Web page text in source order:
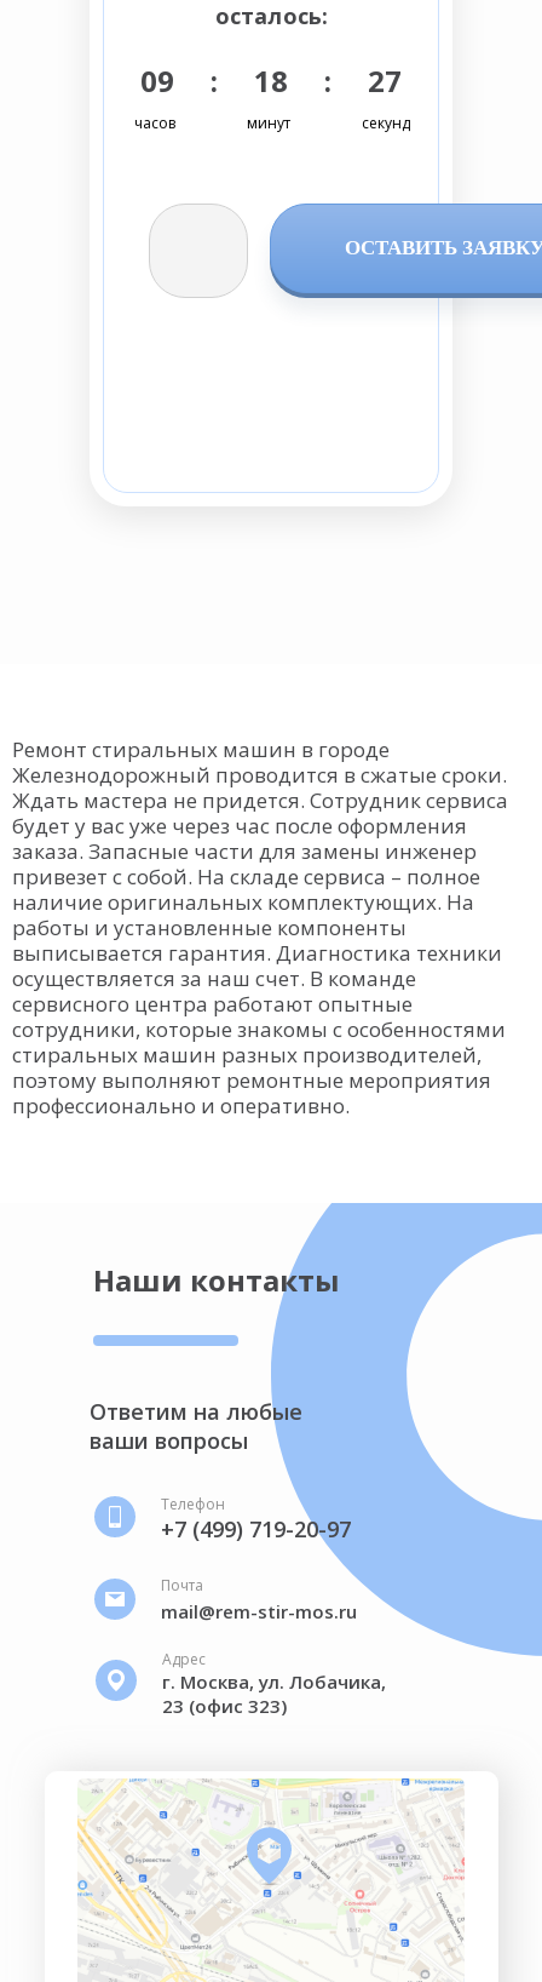
09 : 18 : 26
осталось:
ОСТАВИТЬ
секунд
минут
часов
Ремонт стиральных машин в городе
Железнодорожный проводится в сжатые сроки.
Ждать мастера не придется. Сотрудник сервиса
будет у вас уже через час после оформления
заказа. Запасные части для замены инженер
привезет с собой. На складе сервиса – полное
наличие оригинальных комплектующих. На
работы и установленные компоненты
выписывается гарантия. Диагностика техники
осуществляется за наш счет. В команде
сервисного центра работают опытные
сотрудники, которые знакомы с особенностями
стиральных машин разных производителей,
поэтому выполняют ремонтные мероприятия
профессионально и оперативно.
Наши контакты
Ответим на любые
ваши вопросы
Телефон
+7 (499) 719-20-97
Адрес
г. Москва, ул. Лобачика,
23 (офис 323)
mail@rem-stir-mos.ru
Почта